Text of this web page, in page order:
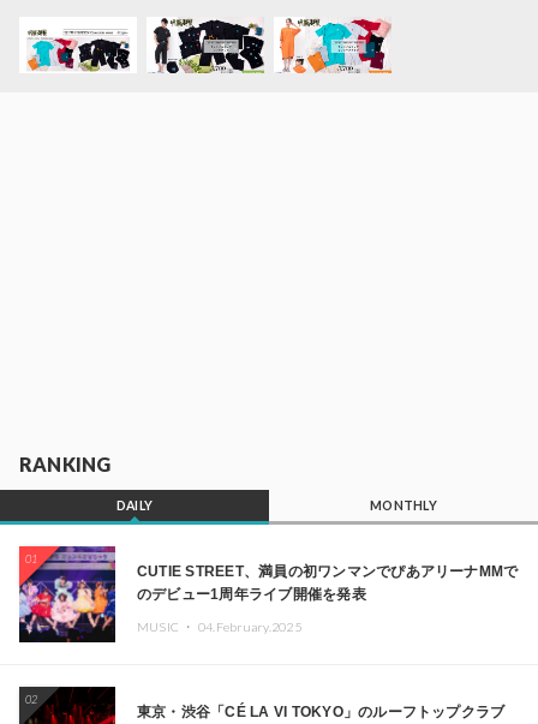
RANKING
DAILY MONTHLY
01
CUTIE STREET、満員の初ワンマンでぴあアリーナMMで
のデビュー1周年ライブ開催を発表
MUSIC ・ 04.February.2025
02
東京・渋谷「CÉ LA VI TOKYO」のルーフトップクラブ